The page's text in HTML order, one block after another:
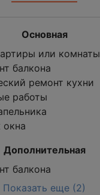
Основная
или комнаты
балкона
ремонт кухни
работы
Дополнительная
балкона
Показать еще (2)